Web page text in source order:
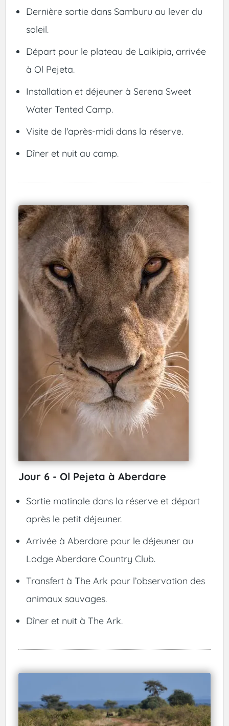
Dernière sortie dans Samburu au lever du
soleil.
Départ pour le plateau de Laikipia, arrivée
à Ol Pejeta.
Installation et déjeuner à Serena Sweet
Water Tented Camp.
Visite de l'après-midi dans la réserve.
Dîner et nuit au camp.
Jour 6 - Ol Pejeta à Aberdare
Sortie matinale dans la réserve et départ
après le petit déjeuner.
Arrivée à Aberdare pour le déjeuner au
Lodge Aberdare Country Club.
Transfert à The Ark pour l’observation des
animaux sauvages.
Dîner et nuit à The Ark.